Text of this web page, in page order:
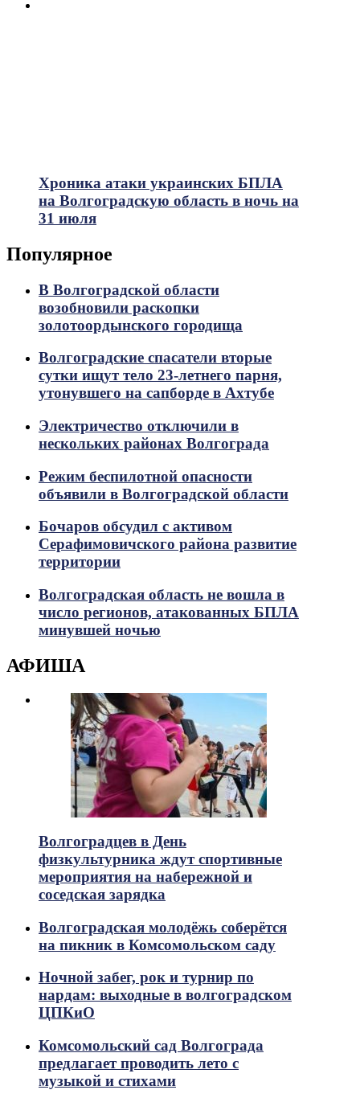
Хроника атаки украинских БПЛА
на Волгоградскую область в ночь на
31 июля
Популярное
В Волгоградской области
возобновили раскопки
золотоордынского городища
Волгоградские спасатели вторые
сутки ищут тело 23-летнего парня,
утонувшего на сапборде в Ахтубе
Электричество отключили в
нескольких районах Волгограда
Режим беспилотной опасности
объявили в Волгоградской области
Бочаров обсудил с активом
Серафимовичского района развитие
территории
Волгоградская область не вошла в
число регионов, атакованных БПЛА
минувшей ночью
АФИША
Волгоградцев в День
физкультурника ждут спортивные
мероприятия на набережной и
соседская зарядка
Волгоградская молодёжь соберётся
на пикник в Комсомольском саду
Ночной забег, рок и турнир по
нардам: выходные в волгоградском
ЦПКиО
Комсомольский сад Волгограда
предлагает проводить лето с
музыкой и стихами